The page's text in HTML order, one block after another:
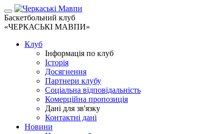
Баскетбольний клуб
«ЧЕРКАСЬКІ МАВПИ»
Клуб
Інформація по клуб
Історія
Досягнення
Партнери клубу
Соціальна відповідальність
Комерційна пропозиція
Дані для зв'язку
Контактні дані
Новини